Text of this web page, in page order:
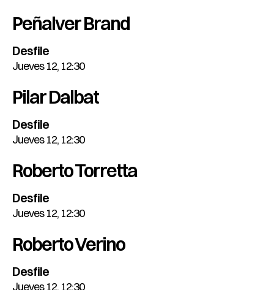
Peñalver Brand
Desfile
Jueves 12, 12:30
Pilar Dalbat
Desfile
Jueves 12, 12:30
Roberto Torretta
Desfile
Jueves 12, 12:30
Roberto Verino
Desfile
Jueves 12, 12:30